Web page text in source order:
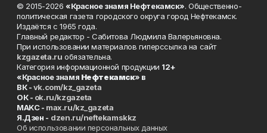
© 2015-2026 «Красное знамя Нефтекамск». Общественно-
политическая газета городского округа город Нефтекамск.
Издаётся с 1965 года.
Главный редактор - Сабитова Людмила Валерьяновна.
При использовании материалов гиперссылка на сайт
kzgazeta.ru обязательна.
Категория информационной продукции 12+
«Красное знамя Нефтекамск» в
ВК -vk.com/kz_gazeta
ОК - ok.ru/kzgazeta
MAKC - max.ru/kz_gazeta
Я.Дзен - dzen.ru/neftekamskkz
Об использовании персональных данных